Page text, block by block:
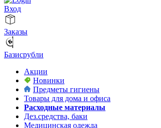
Вход
Заказы
Базисрубли
Акции
Новинки
Предметы гигиены
Товары для дома и офиса
Расходные материалы
Дез.средства, баки
Медицинская одежда